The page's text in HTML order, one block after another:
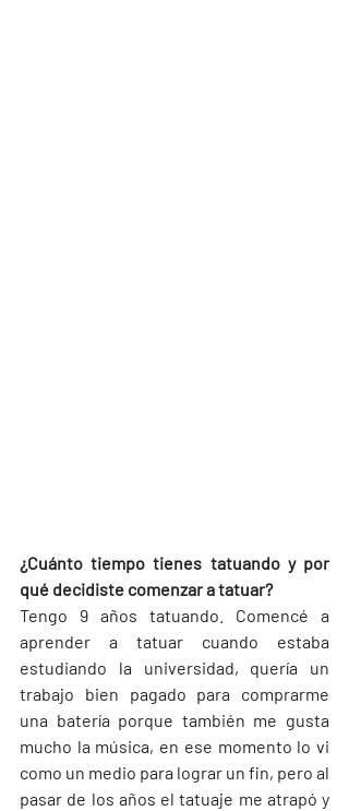
¿Cuánto tiempo tienes tatuando y por
qué decidiste comenzar a tatuar?
Tengo 9 años tatuando. Comencé a
aprender a tatuar cuando estaba
estudiando la universidad, quería un
trabajo bien pagado para comprarme
una batería porque también me gusta
mucho la música, en ese momento lo vi
como un medio para lograr un fin, pero al
pasar de los años el tatuaje me atrapó y